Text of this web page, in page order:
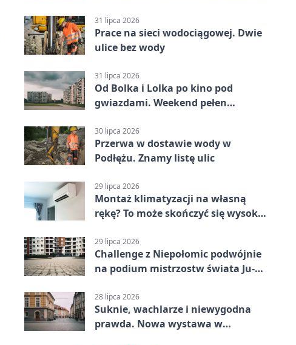
punktów w Betclic 1. lidze
31 lipca 2026
Prace na sieci wodociągowej. Dwie
ulice bez wody
31 lipca 2026
Od Bolka i Lolka po kino pod
gwiazdami. Weekend pełen
30 lipca 2026
Przerwa w dostawie wody w
Podłężu. Znamy listę ulic
29 lipca 2026
Montaż klimatyzacji na własną
rękę? To może skończyć się wysoką
29 lipca 2026
Challenge z Niepołomic podwójnie
na podium mistrzostw świata Ju-
28 lipca 2026
Suknie, wachlarze i niewygodna
prawda. Nowa wystawa w